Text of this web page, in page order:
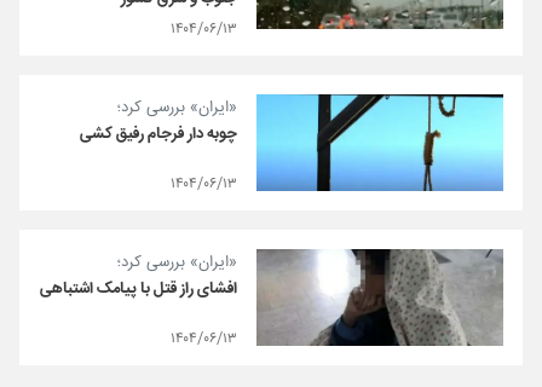
۱۴۰۴/۰۶/۱۳
«ایران» بررسی کرد؛
چوبه دار فرجام رفیق کشی
۱۴۰۴/۰۶/۱۳
«ایران» بررسی کرد؛
افشای راز قتل با پیامک اشتباهی
۱۴۰۴/۰۶/۱۳